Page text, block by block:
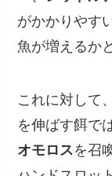
がかかりやす
魚が増えるか
これに対して、
を伸ばす餌で
オモロスを召